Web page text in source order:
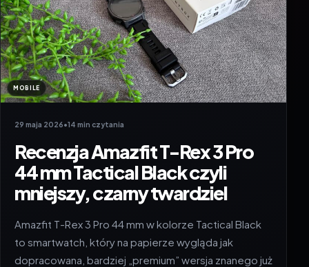
MOBILE
29 maja 2026•14 min czytania
Recenzja Amazfit T-Rex 3 Pro
44 mm Tactical Black czyli
mniejszy, czarny twardziel
Amazfit T-Rex 3 Pro 44 mm w kolorze Tactical Black
to smartwatch, który na papierze wygląda jak
dopracowana, bardziej „premium” wersja znanego już